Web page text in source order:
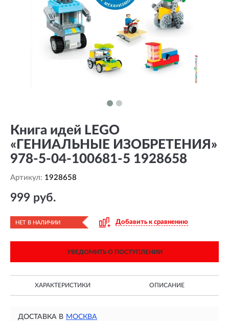
Книга идей LEGO
«ГЕНИАЛЬНЫЕ ИЗОБРЕТЕНИЯ»
978-5-04-100681-5 1928658
Артикул: 1928658
999 руб.
НЕТ В НАЛИЧИИ Добавить к сравнению
УВЕДОМИТЬ О ПОСТУПЛЕНИИ
ХАРАКТЕРИСТИКИ ОПИСАНИЕ
ДОСТАВКА В МОСКВА